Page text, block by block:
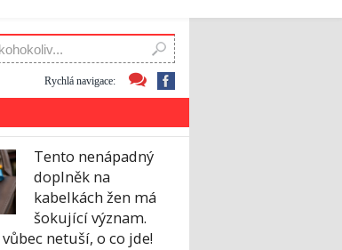
Rychlá navigace:
Tento nenápadný
doplněk na
kabelkách žen má
šokující význam.
netuší, o co jde!